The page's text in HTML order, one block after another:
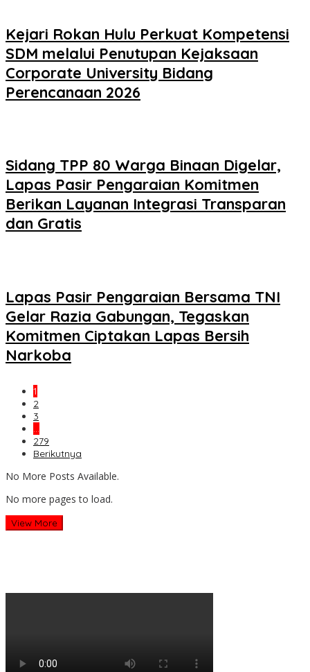
Kejari Rokan Hulu Perkuat Kompetensi
SDM melalui Penutupan Kejaksaan
Corporate University Bidang
Perencanaan 2026
Sidang TPP 80 Warga Binaan Digelar,
Lapas Pasir Pengaraian Komitmen
Berikan Layanan Integrasi Transparan
dan Gratis
Lapas Pasir Pengaraian Bersama TNI
Gelar Razia Gabungan, Tegaskan
Komitmen Ciptakan Lapas Bersih
Narkoba
1
2
3
…
279
Berikutnya
No More Posts Available.
No more pages to load.
View More